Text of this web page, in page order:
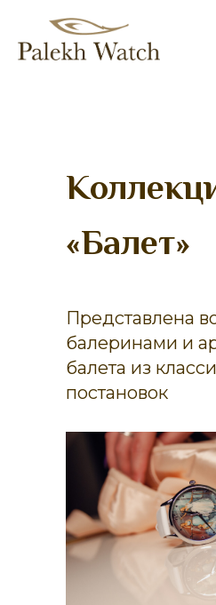
«Балет»
Представлена
балеринами и
балета из
постановок